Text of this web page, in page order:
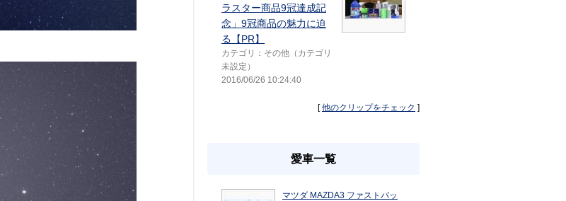
ラスター商品9冠達成記
念」9冠商品の魅力に迫
る【PR】
カテゴリ：その他（カテゴリ
未設定）
2016/06/26 10:24:40
[他のクリップをチェック ]
愛車一覧
マツダ MAZDA3 ファストバッ